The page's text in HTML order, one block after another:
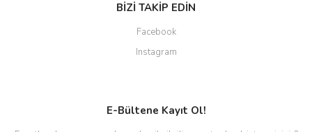
BİZİ TAKİP EDİN
Facebook
Instagram
E-Bültene Kayıt Ol!